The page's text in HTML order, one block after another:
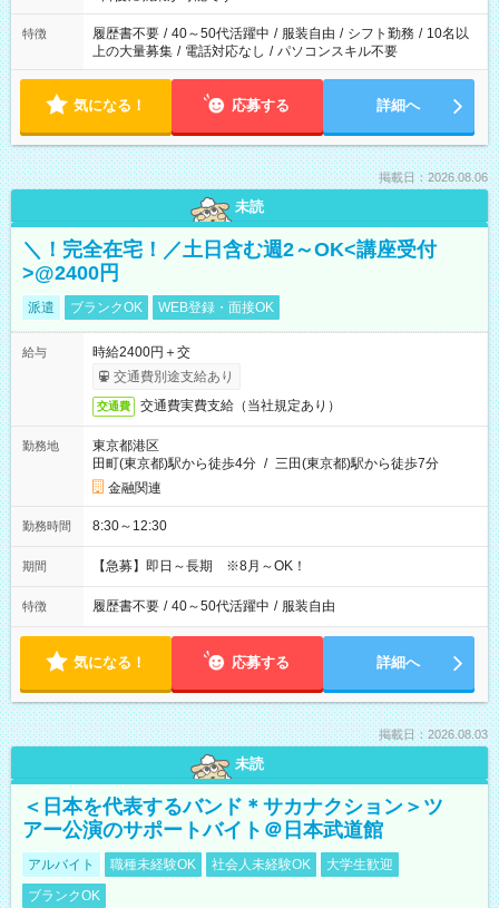
と、もう1つのお仕事の勤務時間。 合計で週40時間を超える場
合は応募できません。
特徴 履歴書不要 / 40～50代活躍中 / 服装自由 / シフト勤務 / 10名以
上の大量募集 / 電話対応なし / パソコンスキル不要
気になる！ 応募する 詳細へ
掲載日：2026.08.06
未読
＼！完全在宅！／土日含む週2～OK<講座受付
>@2400円
派遣 ブランクOK WEB登録・面接OK
給与
時給2400円＋交
交通費別途支給あり
交通費 交通費実費支給（当社規定あり）
勤務地
東京都港区
田町(東京都)駅から徒歩4分 / 三田(東京都)駅から徒歩7分
金融関連
勤務時間 8:30～12:30
期間 【急募】即日～長期 ※8月～OK！
特徴 履歴書不要 / 40～50代活躍中 / 服装自由
気になる！ 応募する 詳細へ
掲載日：2026.08.03
未読
＜日本を代表するバンド＊サカナクション＞ツ
アー公演のサポートバイト＠日本武道館
アルバイト 職種未経験OK 社会人未経験OK
大学生歓迎
ブランクOK